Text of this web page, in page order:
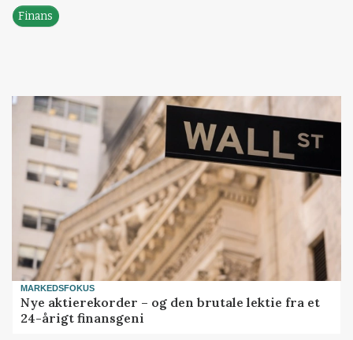
Finans
MARKEDSFOKUS
Nye aktierekorder – og den brutale lektie fra et
24-årigt finansgeni